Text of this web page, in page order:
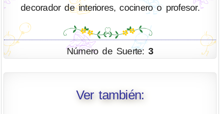
decorador de interiores, cocinero o profesor.
Número de Suerte: 3
Ver también: